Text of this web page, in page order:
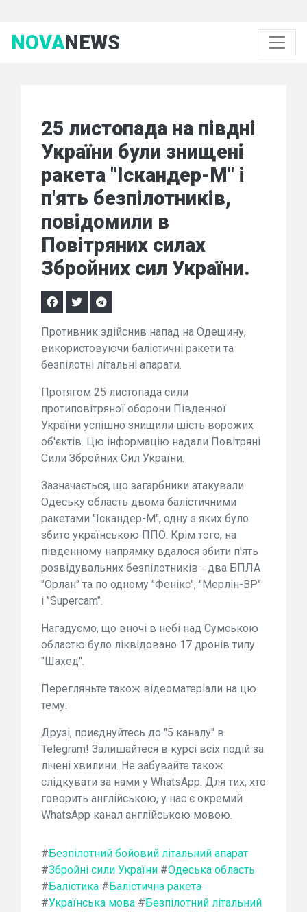
NOVANEWS
25 листопада на півдні
України були знищені
ракета "Іскандер-М" і
п'ять безпілотників,
повідомили в
Повітряних силах
Збройних сил України.
Противник здійснив напад на Одещину,
використовуючи балістичні ракети та
безпілотні літальні апарати.
Протягом 25 листопада сили
протиповітряної оборони Південної
України успішно знищили шість ворожих
об'єктів. Цю інформацію надали Повітряні
Сили Збройних Сил України.
Зазначається, що загарбники атакували
Одеську область двома балістичними
ракетами "Іскандер-М", одну з яких було
збито українською ППО. Крім того, на
південному напрямку вдалося збити п'ять
розвідувальних безпілотників - два БПЛА
"Орлан" та по одному "Фенікс", "Мерлін-ВР"
і "Supercam".
Нагадуємо, що вночі в небі над Сумською
областю було ліквідовано 17 дронів типу
"Шахед".
Перегляньте також відеоматеріали на цю
тему:
Друзі, приєднуйтесь до "5 каналу" в
Telegram! Залишайтеся в курсі всіх подій за
лічені хвилини. Не забувайте також
слідкувати за нами у WhatsApp. Для тих, хто
говорить англійською, у нас є окремий
WhatsApp канал англійською мовою.
#Безпілотний бойовий літальний апарат
#Збройні сили України #Одеська область
#Балістика #Балістична ракета
#Українська мова #Безпілотний літальний